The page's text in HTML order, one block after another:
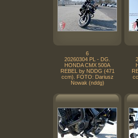
6
20260304 PL - DG.
HONDA CMX 500A
REBEL by NDDG (471
ccm). FOTO: Dariusz
Nowak (nddg)